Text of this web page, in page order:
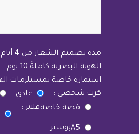
الهوية البصرية كاملةً 10 يوم.
استمارة خاصة بمستلزمات
كرت شخصي :
عادي
قصة خاصةفلاير :
A5بوستر :